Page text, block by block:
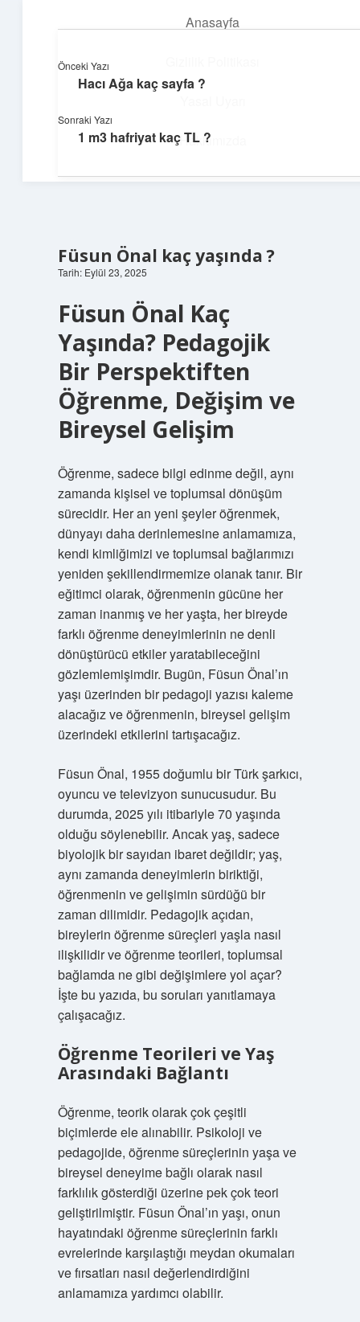
Anasayfa
Hakkımızda
Yapı ve İlham
Yaratıcı projelerle dünyanı inşa et!
Füsun Önal kaç yaşında ?
Tarih: Eylül 23, 2025
Füsun Önal Kaç
Yaşında? Pedagojik
Bir Perspektiften
Öğrenme, Değişim ve
Bireysel Gelişim
Öğrenme, sadece bilgi edinme değil, aynı
zamanda kişisel ve toplumsal dönüşüm
sürecidir. Her an yeni şeyler öğrenmek,
dünyayı daha derinlemesine anlamamıza,
kendi kimliğimizi ve toplumsal bağlarımızı
yeniden şekillendirmemize olanak tanır. Bir
eğitimci olarak, öğrenmenin gücüne her
zaman inanmış ve her yaşta, her bireyde
farklı öğrenme deneyimlerinin ne denli
dönüştürücü etkiler yaratabileceğini
gözlemlemişimdir. Bugün, Füsun Önal’ın
yaşı üzerinden bir pedagoji yazısı kaleme
alacağız ve öğrenmenin, bireysel gelişim
üzerindeki etkilerini tartışacağız.
Füsun Önal, 1955 doğumlu bir Türk şarkıcı,
oyuncu ve televizyon sunucusudur. Bu
durumda, 2025 yılı itibariyle 70 yaşında
olduğu söylenebilir. Ancak yaş, sadece
biyolojik bir sayıdan ibaret değildir; yaş,
aynı zamanda deneyimlerin biriktiği,
öğrenmenin ve gelişimin sürdüğü bir
zaman dilimidir. Pedagojik açıdan,
bireylerin öğrenme süreçleri yaşla nasıl
ilişkilidir ve öğrenme teorileri, toplumsal
bağlamda ne gibi değişimlere yol açar?
İşte bu yazıda, bu soruları yanıtlamaya
çalışacağız.
Öğrenme Teorileri ve Yaş
Arasındaki Bağlantı
Öğrenme, teorik olarak çok çeşitli
biçimlerde ele alınabilir. Psikoloji ve
pedagojide, öğrenme süreçlerinin yaşa ve
bireysel deneyime bağlı olarak nasıl
farklılık gösterdiği üzerine pek çok teori
geliştirilmiştir. Füsun Önal’ın yaşı, onun
hayatındaki öğrenme süreçlerinin farklı
evrelerinde karşılaştığı meydan okumaları
ve fırsatları nasıl değerlendirdiğini
anlamamıza yardımcı olabilir.
Önceki Yazı
Hacı Ağa kaç sayfa ?
Sonraki Yazı
1 m3 hafriyat kaç TL ?